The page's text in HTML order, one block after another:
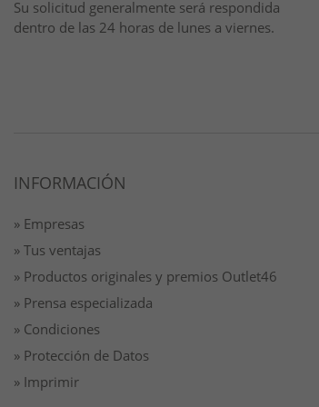
Su solicitud generalmente será respondida
dentro de las 24 horas de lunes a viernes.
INFORMACIÓN
» Empresas
» Tus ventajas
» Productos originales y premios Outlet46
» Prensa especializada
» Condiciones
» Protección de Datos
» Imprimir